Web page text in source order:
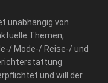
unabhängig von
Themen,
Mode-/ Reise-/ und
und will der